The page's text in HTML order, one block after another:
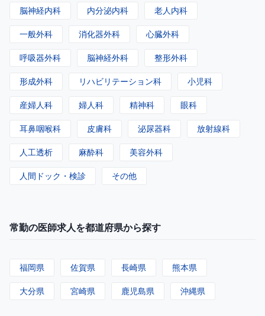
脳神経内科 内分泌内科 老人内科
一般外科 消化器外科 心臓外科
呼吸器外科 脳神経外科 整形外科
形成外科 リハビリテーション科 小児科
産婦人科 婦人科 精神科 眼科
耳鼻咽喉科 皮膚科 泌尿器科 放射線科
人工透析 麻酔科 美容外科
人間ドック・検診 その他
常勤の医師求人を都道府県から探す
福岡県 佐賀県 長崎県 熊本県
大分県 宮崎県 鹿児島県 沖縄県